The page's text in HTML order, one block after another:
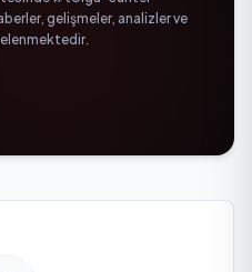
gelişmeler, analizler ve